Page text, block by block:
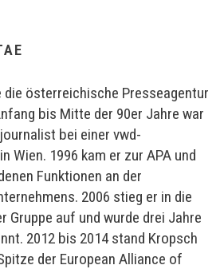
österreichische Presseagentur
bis Mitte der 90er Jahre war
bei einer vwd-
Wien. 1996 kam er zur APA und
Funktionen an der
2006 stieg er in die
Gruppe auf und wurde drei Jahre
2012 bis 2014 stand Kropsch
der European Alliance of